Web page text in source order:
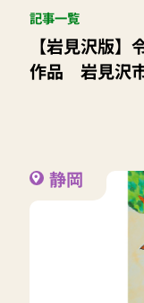
記事一覧
【岩見沢版
作品 岩見沢
静岡